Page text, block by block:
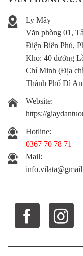
Ly Mây
Văn phòng 01,
Điện Biên Phủ,
Kho: 40 đường
Chí Minh (Địa
Thành Phố Dĩ
Website:
https://
Hotline:
0367 70 78 71
Mail: